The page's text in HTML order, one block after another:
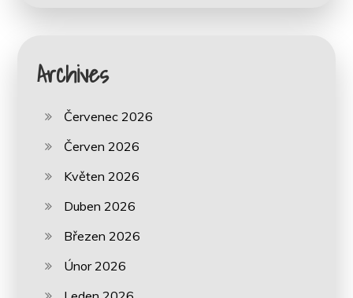
Archives
Červenec 2026
Červen 2026
Květen 2026
Duben 2026
Březen 2026
Únor 2026